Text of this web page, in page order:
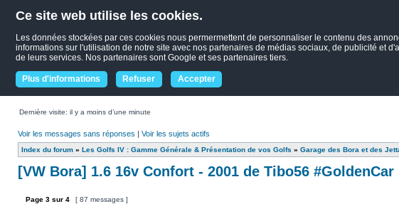
Ce site web utilise les cookies.
Les données stockées par ces cookies nous permermettent de personnaliser le contenu des
informations sur l'utilisation de notre site avec nos partenaires de médias sociaux, de publicité et
de leurs services. Nos partenaires sont Google et ses partenaires tiers.
Plus d'informations Refuser Accepter
Dernière visite: il y a moins d’une minute
Voir les messages sans réponses | Voir les sujets actifs
Index du forum » Les Golfs IV : Gamme Générale & Présentation de vos Golfs » Garage des Bora et des
[VW Bora] 1.6 16v Confort - 2001 de Tibo56 #GoldenCar
Page 3 sur 4 [ 87 messages ]